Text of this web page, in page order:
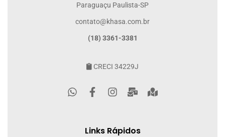
Paraguaçu Paulista-SP
contato@khasa.com.br
(18) 3361-3381
CRECI 34229J
Links Rápidos